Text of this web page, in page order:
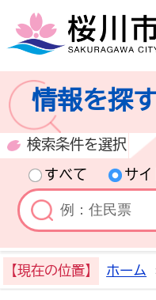
情報を探
検索条件を選択
すべて
サ
【現在の位置】 ホーム